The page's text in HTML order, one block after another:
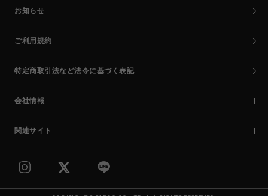
お知らせ
ご利用規約
特定商取引法など法令に基づく表記
会社情報
関連サイト